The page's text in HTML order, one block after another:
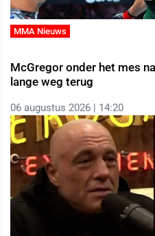
MMA Nieuws
McGregor onder het mes
lange weg terug
06 augustus 2026 | 14:20